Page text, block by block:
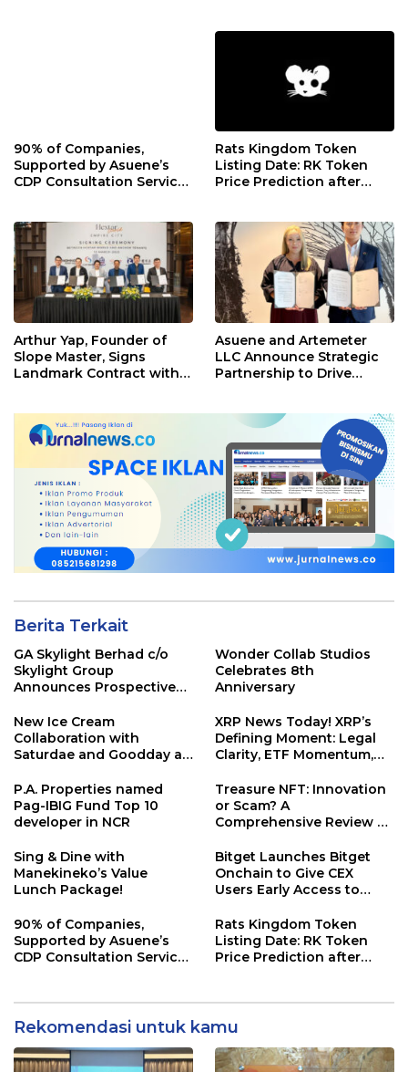
90% of Companies,
Supported by Asuene’s
CDP Consultation Service,
Maintenance in 2024.
Rats Kingdom Token
Listing Date: RK Token
Price Prediction after
Arthur Yap, Founder of
Slope Master, Signs
Landmark Contract with
Ski & Snowboard Training
Centre at Empire City,
Asuene and Artemeter
LLC Announce Strategic
Partnership to Drive
Solutions in Asia Pacific
Berita Terkait
GA Skylight Berhad c/o
Skylight Group
Announces Prospective
Instrak Venture Capital
Berhad
Wonder Collab Studios
Celebrates 8th
Anniversary
New Ice Cream
Collaboration with
Saturdae and Goodday at
XRP News Today! XRP’s
Defining Moment: Legal
Clarity, ETF Momentum,
Landscape
P.A. Properties named
Pag-IBIG Fund Top 10
developer in NCR
Treasure NFT: Innovation
or Scam? A
Comprehensive Review of
Sing & Dine with
Manekineko’s Value
Lunch Package!
Bitget Launches Bitget
Onchain to Give CEX
Users Early Access to
Assets
90% of Companies,
Supported by Asuene’s
CDP Consultation Service,
Maintenance in 2024.
Rats Kingdom Token
Listing Date: RK Token
Price Prediction after
Rekomendasi untuk kamu